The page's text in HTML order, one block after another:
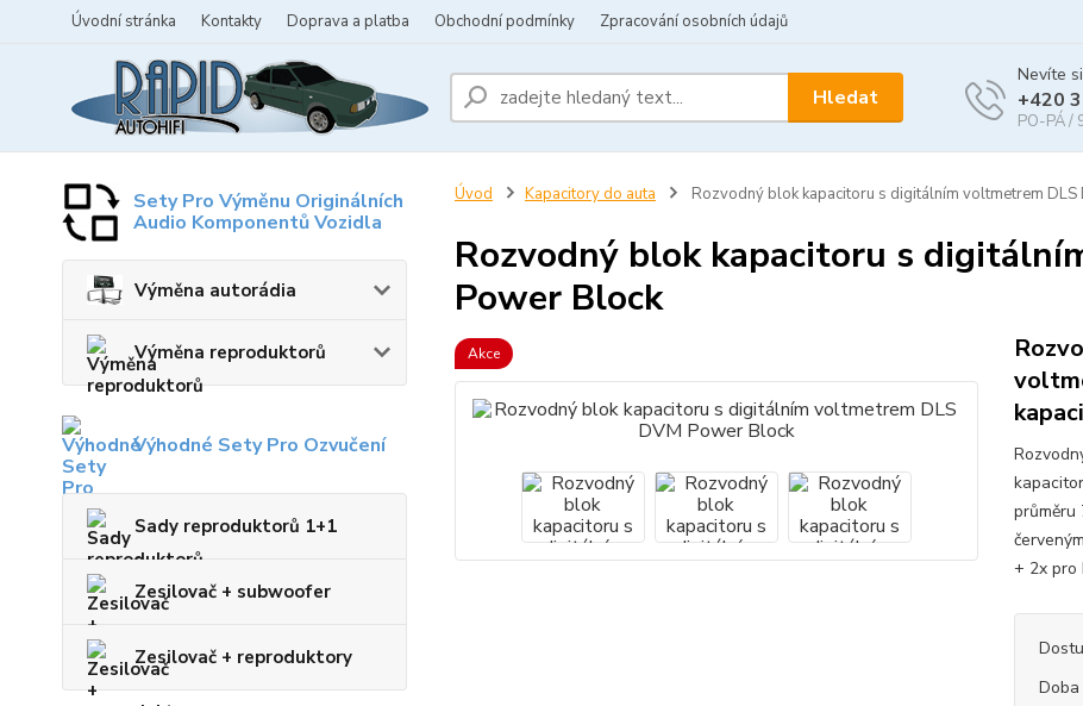
Úvodní stránka Kontakty Doprava a platba Obchodní podmínky Zpracování osobních údajů
Hledat
Nevíte
+420
PO-PÁ /
Sety Pro Výměnu Originálních
Audio Komponentů Vozidla
Výměna autorádia
Výměna reproduktorů
Výhodné Sety Pro Ozvučení
Sady reproduktorů 1+1
Zesilovač + subwoofer
Zesilovač + reproduktory
Úvod Kapacitory do auta Rozvodný blok kapacitoru s digitálním voltmetrem
Rozvodný blok kapacitoru s
Power Block
Akce
průměru
+ 2x pro